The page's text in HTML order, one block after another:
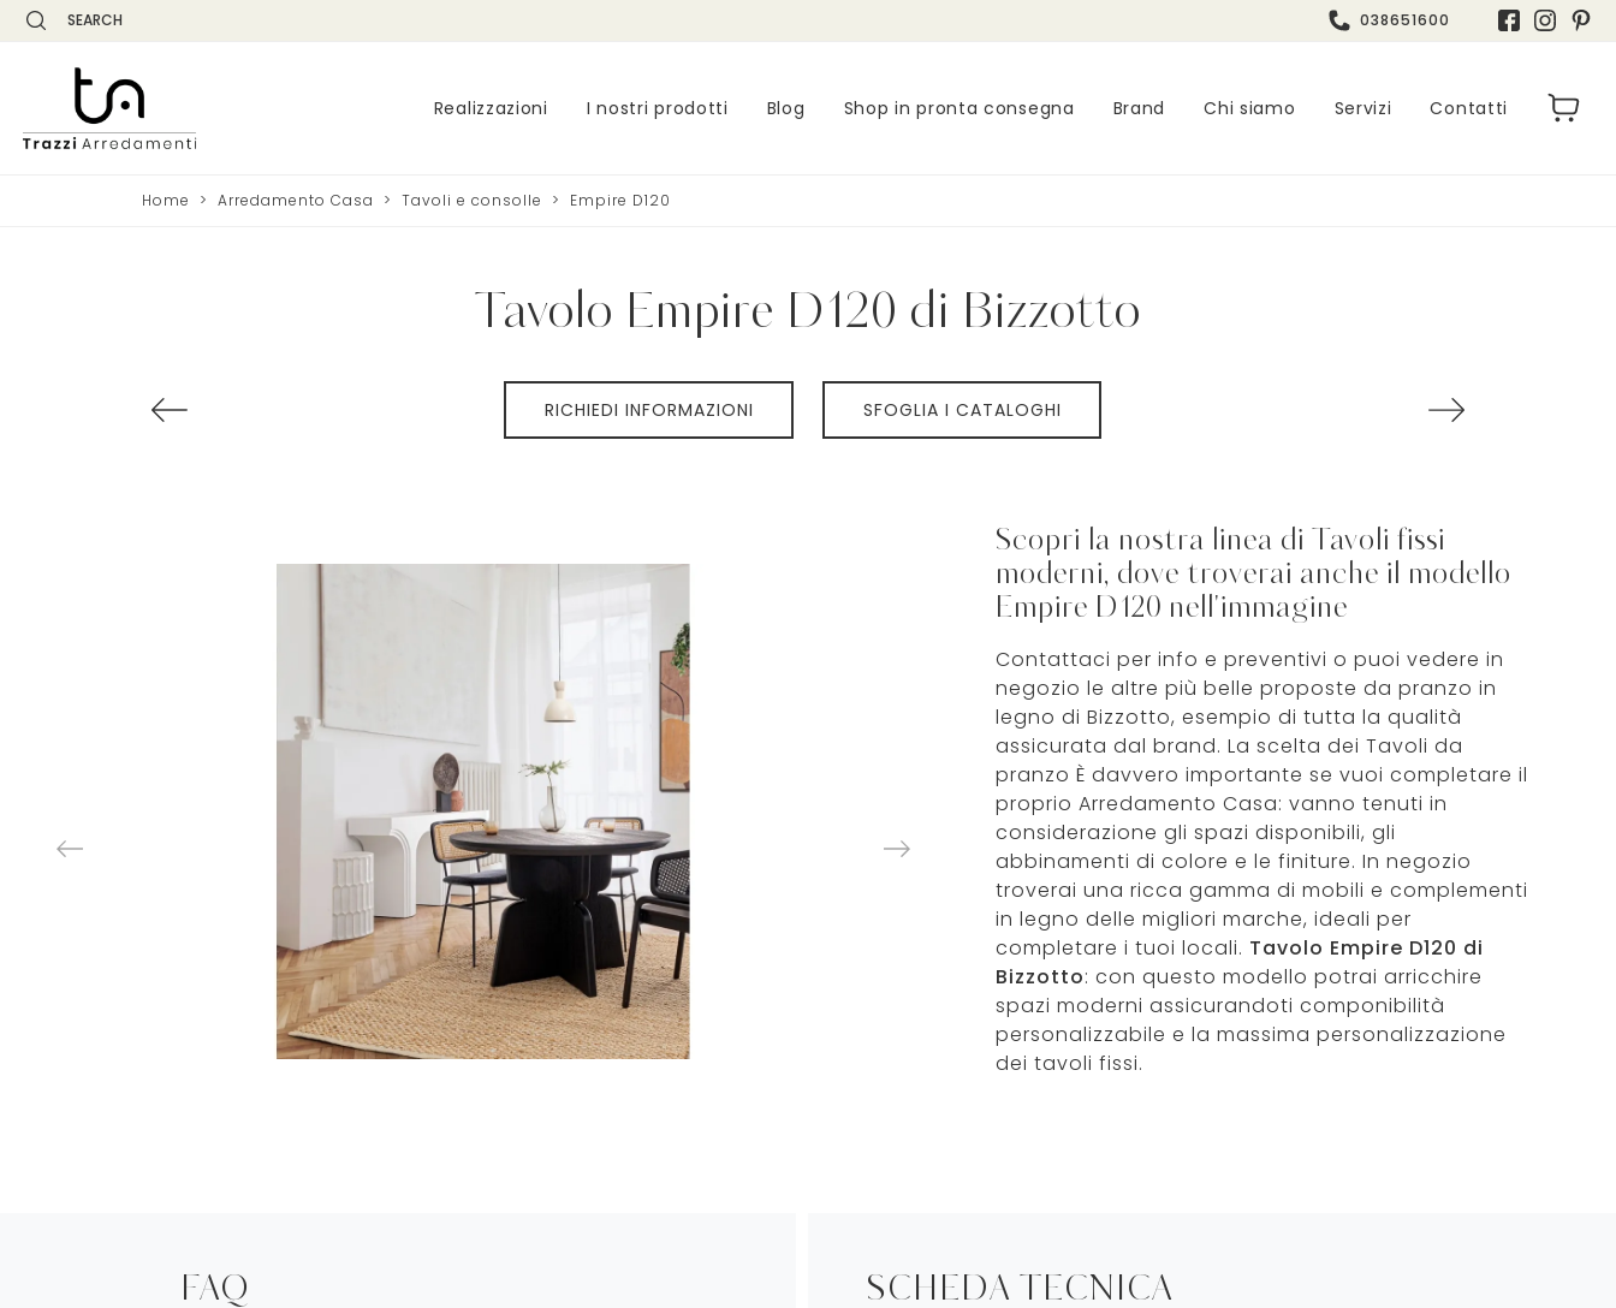
SEARCH 038651600
Realizzazioni I nostri prodotti Blog Shop in pronta consegna Brand Chi siamo Servizi Contatti
Home > Arredamento Casa > Tavoli e consolle > Empire D120
Tavolo Empire D120 di Bizzotto
RICHIEDI INFORMAZIONI SFOGLIA I CATALOGHI
Scopri la nostra linea di Tavoli fissi
moderni, dove troverai anche il modello
Empire D120 nell'immagine
Contattaci per info e preventivi o puoi vedere in
negozio le altre più belle proposte da pranzo in
legno di Bizzotto, esempio di tutta la qualità
assicurata dal brand. La scelta dei Tavoli da
pranzo È davvero importante se vuoi completare il
proprio Arredamento Casa: vanno tenuti in
considerazione gli spazi disponibili, gli
abbinamenti di colore e le finiture. In negozio
troverai una ricca gamma di mobili e complementi
in legno delle migliori marche, ideali per
completare i tuoi locali. Tavolo Empire D120 di
Bizzotto: con questo modello potrai arricchire
spazi moderni assicurandoti componibilità
personalizzabile e la massima personalizzazione
dei tavoli fissi.
FAQ SCHEDA TECNICA